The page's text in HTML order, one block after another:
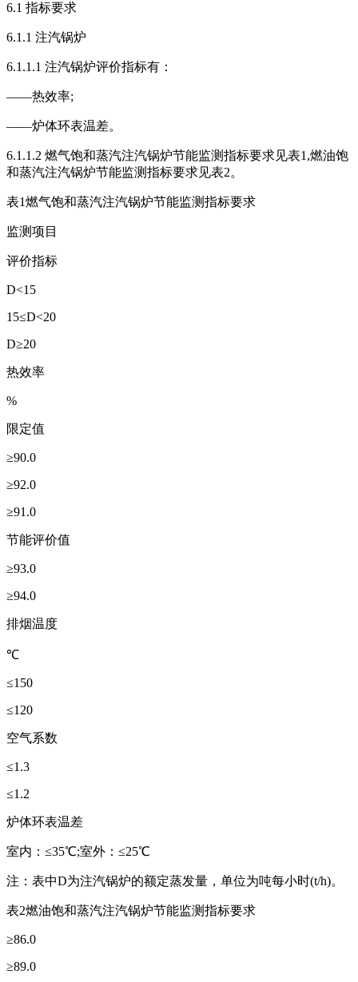
6.1 指标要求
6.1.1 注汽锅炉
6.1.1.1 注汽锅炉评价指标有：
——热效率;
——炉体环表温差。
6.1.1.2 燃气饱和蒸汽注汽锅炉节能监测指标要求见表1,燃油饱
和蒸汽注汽锅炉节能监测指标要求见表2。
表1燃气饱和蒸汽注汽锅炉节能监测指标要求
监测项目
评价指标
D<15
15≤D<20
D≥20
热效率
%
限定值
≥90.0
≥92.0
≥91.0
节能评价值
≥93.0
≥94.0
排烟温度
℃
≤150
≤120
空气系数
≤1.3
≤1.2
炉体环表温差
室内：≤35℃;室外：≤25℃
注：表中D为注汽锅炉的额定蒸发量，单位为吨每小时(t/h)。
表2燃油饱和蒸汽注汽锅炉节能监测指标要求
≥86.0
≥89.0